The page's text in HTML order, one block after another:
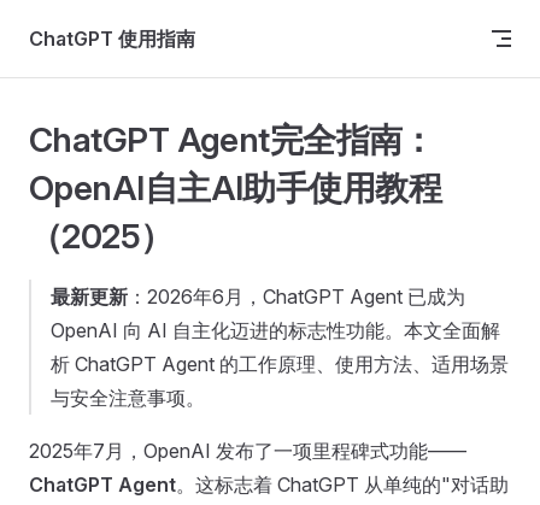
Skip to content
ChatGPT 使用指南
ChatGPT Agent完全指南：
OpenAI自主AI助手使用教程
（2025）
最新更新 ：2026年6月，ChatGPT Agent 已成为
OpenAI 向 AI 自主化迈进的标志性功能。本文全面解
析 ChatGPT Agent 的工作原理、使用方法、适用场景
与安全注意事项。
2025年7月，OpenAI 发布了一项里程碑式功能——
ChatGPT Agent。这标志着 ChatGPT 从单纯的"对话助